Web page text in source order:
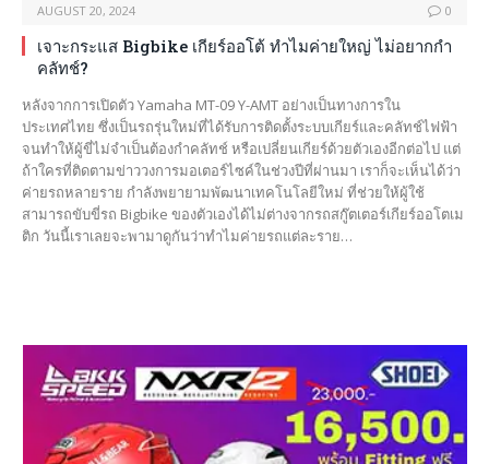
AUGUST 20, 2024 0
เจาะกระแส Bigbike เกียร์ออโต้ ทำไมค่ายใหญ่ ไม่อยากกำ
คลัทช์?
หลังจากการเปิดตัว Yamaha MT-09 Y-AMT อย่างเป็นทางการใน
ประเทศไทย ซึ่งเป็นรถรุ่นใหม่ที่ได้รับการติดตั้งระบบเกียร์และคลัทช์ไฟฟ้า
จนทำให้ผู้ขี่ไม่จำเป็นต้องกำคลัทช์ หรือเปลี่ยนเกียร์ด้วยตัวเองอีกต่อไป แต่
ถ้าใครที่ติดตามข่าววงการมอเตอร์ไซค์ในช่วงปีที่ผ่านมา เราก็จะเห็นได้ว่า
ค่ายรถหลายราย กำลังพยายามพัฒนาเทคโนโลยีใหม่ ที่ช่วยให้ผู้ใช้
สามารถขับขี่รถ Bigbike ของตัวเองได้ไม่ต่างจากรถสกู๊ตเตอร์เกียร์ออโตเม
ติก วันนี้เราเลยจะพามาดูกันว่าทำไมค่ายรถแต่ละราย…